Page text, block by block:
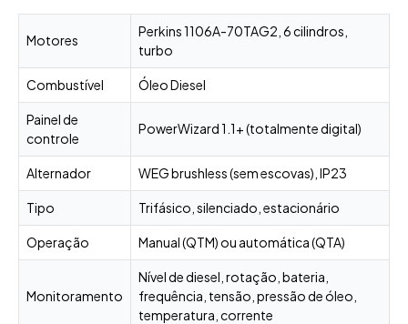
Motores
Perkins 1106A-70TAG2, 6 cilindros,
turbo
Combustível Óleo Diesel
Painel de
controle
PowerWizard 1.1+ (totalmente digital)
Alternador WEG brushless (sem escovas), IP23
Tipo Trifásico, silenciado, estacionário
Operação Manual (QTM) ou automática (QTA)
Monitoramento
Nível de diesel, rotação, bateria,
frequência, tensão, pressão de óleo,
temperatura, corrente